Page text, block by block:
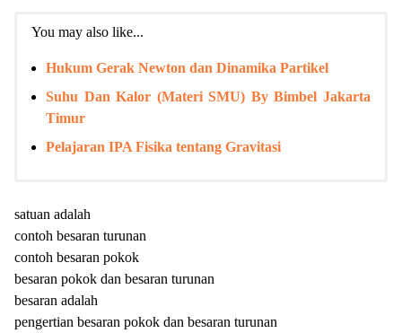
You may also like...
Hukum Gerak Newton dan Dinamika Partikel
Suhu Dan Kalor (Materi SMU) By Bimbel Jakarta
Timur
Pelajaran IPA Fisika tentang Gravitasi
satuan adalah
contoh besaran turunan
contoh besaran pokok
besaran pokok dan besaran turunan
besaran adalah
pengertian besaran pokok dan besaran turunan